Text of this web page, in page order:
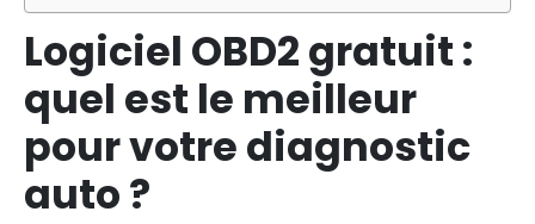
Logiciel OBD2 gratuit :
quel est le meilleur
pour votre diagnostic
auto ?